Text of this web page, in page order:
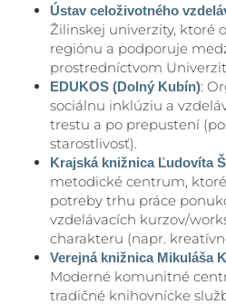
Ústav celoživotného
Žilinskej univerzity, ktoré
regiónu a podporuje
prostredníctvom
EDUKOS (Dolný Kubín):
sociálnu inklúziu a
trestu a po prepustení
starostlivosť).
Krajská knižnica Ľudovíta
metodické centrum,
potreby trhu práce
vzdelávacích kurzov/
charakteru (napr.
Verejná knižnica Mikuláša
Moderné komunitné
tradičné knihovnícke